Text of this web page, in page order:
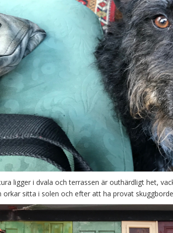
ligger i dvala och terrassen är outhärdligt het,
orkar sitta i solen och efter att ha provat